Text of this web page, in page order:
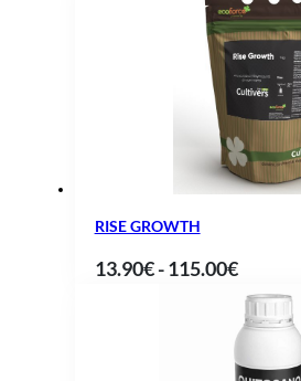
precios:
desde
21.90€
hasta
93.90€
RISE GROWTH
13.90€ - 115.00€Rango
de
precios: